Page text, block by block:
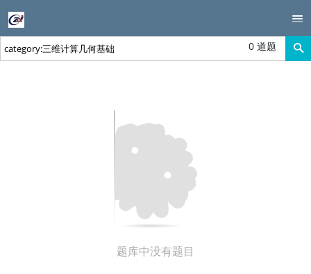
0 道题
题库中没有题目